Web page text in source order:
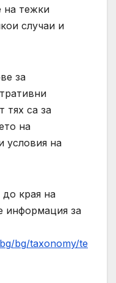
на тежки
случаи и
за
тях са за
на
условия на
края на
информация за
bg/taxonomy/te